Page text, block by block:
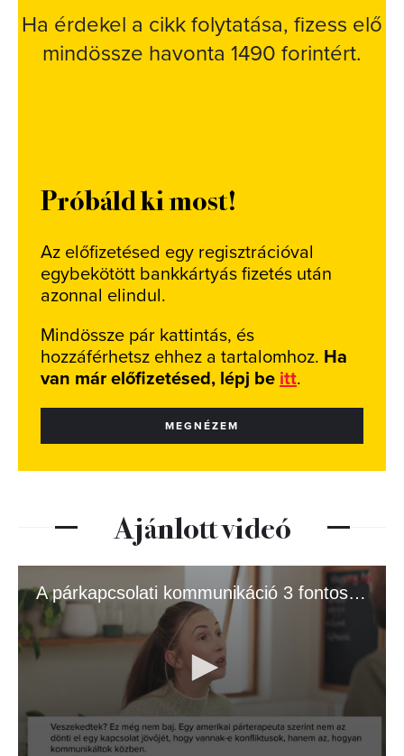
Ha érdekel a cikk folytatása, fizess elő
mindössze havonta 1490 forintért.
Próbáld ki most!
Az előfizetésed egy regisztrációval
egybekötött bankkártyás fizetés után
azonnal elindul.
Mindössze pár kattintás, és
hozzáférhetsz ehhez a tartalomhoz. Ha
van már előfizetésed, lépj be itt.
MEGNÉZEM
Ajánlott videó
A párkapcsolati kommunikáció 3 fontos szintje